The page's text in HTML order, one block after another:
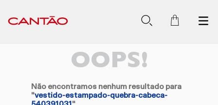
OOPS!
Não encontramos nenhum resultado para
"vestido-estampado-quebra-cabeca-